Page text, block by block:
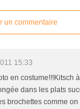
un commentaire
15:33
en costume!!!Kitsch
dans les plats
brochettes comme